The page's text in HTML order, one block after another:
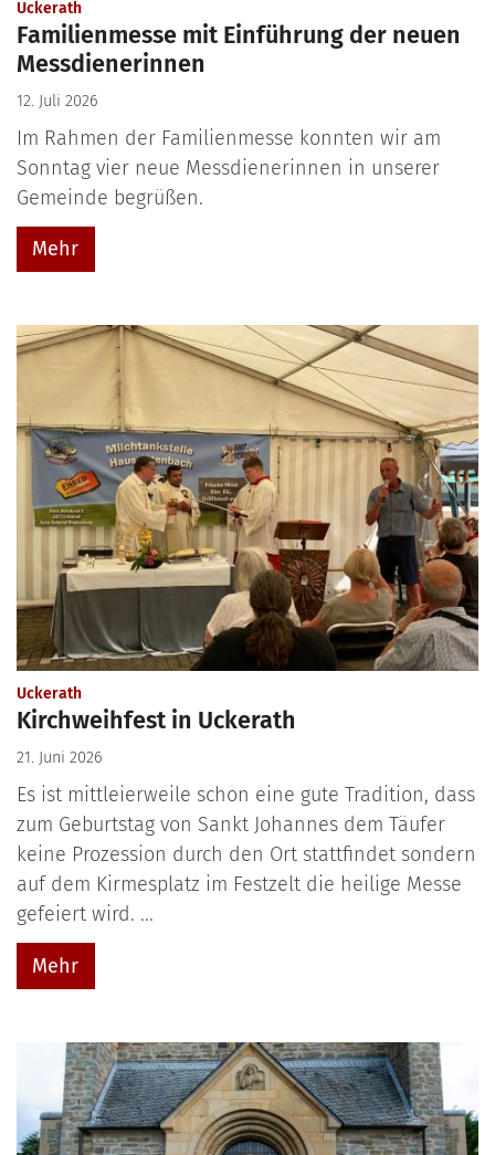
Uckerath:
Familienmesse mit Einführung der neuen
Messdienerinnen
12. Juli 2026
Im Rahmen der Familienmesse konnten wir am
Sonntag vier neue Messdienerinnen in unserer
Gemeinde begrüßen.
Mehr
Uckerath:
Kirchweihfest in Uckerath
21. Juni 2026
Es ist mittleierweile schon eine gute Tradition, dass
zum Geburtstag von Sankt Johannes dem Täufer
keine Prozession durch den Ort stattfindet sondern
auf dem Kirmesplatz im Festzelt die heilige Messe
gefeiert wird. ...
Mehr